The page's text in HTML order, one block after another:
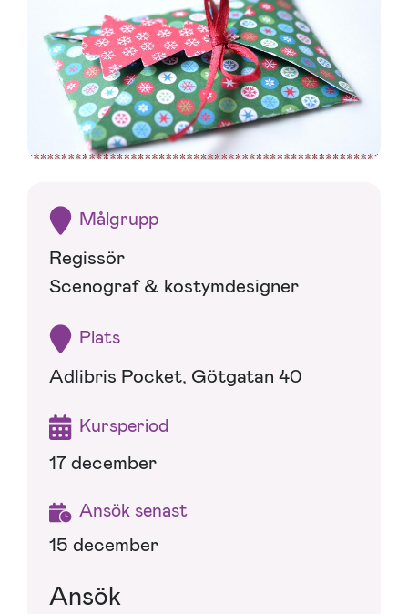
Målgrupp
Regissör
Scenograf & kostymdesigner
Plats
Adlibris Pocket, Götgatan 40
Kursperiod
17 december
Ansök senast
15 december
Ansök